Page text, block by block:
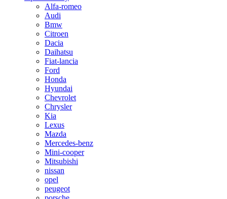
Alfa-romeo
Audi
Bmw
Citroen
Dacia
Daihatsu
Fiat-lancia
Ford
Honda
Hyundai
Chevrolet
Chrysler
Kia
Lexus
Mazda
Mercedes-benz
Mini-cooper
Mitsubishi
nissan
opel
peugeot